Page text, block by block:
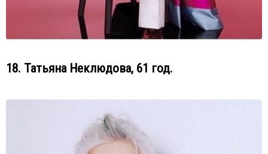
18. Татьяна Неклюдова, 61 год.